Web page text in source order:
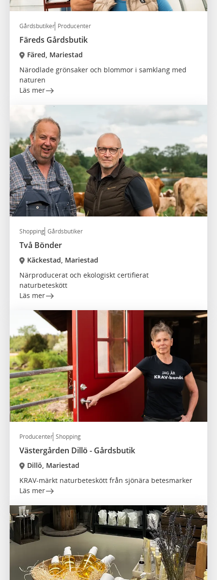
Gårdsbutiker Producenter
Färeds Gårdsbutik
Färed, Mariestad
Närodlade grönsaker och blommor i samklang med
naturen
Läs mer
Shopping Gårdsbutiker
Två Bönder
Käckestad, Mariestad
Närproducerat och ekologiskt certifierat
naturbeteskött
Läs mer
Producenter Shopping
Västergården Dillö - Gårdsbutik
Dillö, Mariestad
KRAV-märkt naturbeteskött från sjönära betesmarker
Läs mer